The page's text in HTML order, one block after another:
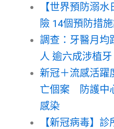
【世界預防溺
險 14個預防措
調查：牙醫月均
人 逾六成涉植
新冠＋流感活
亡個案 防護中
感染
【新冠病毒】